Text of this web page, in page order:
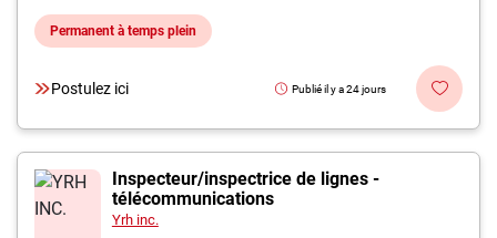
Permanent à temps plein
Postulez ici Publié il y a 24 jours
Inspecteur/inspectrice de lignes -
télécommunications
Yrh inc.